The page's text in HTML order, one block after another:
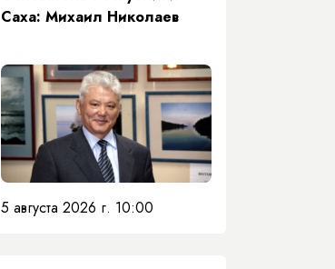
Саха: Михаил Николаев
5 августа 2026 г. 10:00